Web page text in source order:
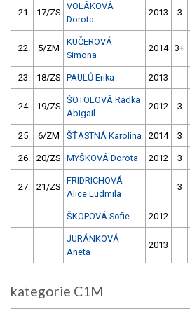
21. 17/ZS
VOLÁKOVÁ
Dorota
2013 3
22. 5/ZM
KUČEROVÁ
Simona
2014 3+
23. 18/ZS PAULŮ Erika 2013
24. 19/ZS
ŠOTOLOVÁ Radka
Abigail
2012 3
25. 6/ZM ŠŤASTNÁ Karolína 2014 3
26. 20/ZS MYŠKOVÁ Dorota 2012 3
27. 21/ZS
FRIDRICHOVÁ
Alice Ludmila
3
ŠKOPOVÁ Sofie 2012
JURÁNKOVÁ
Aneta
2013
kategorie C1M